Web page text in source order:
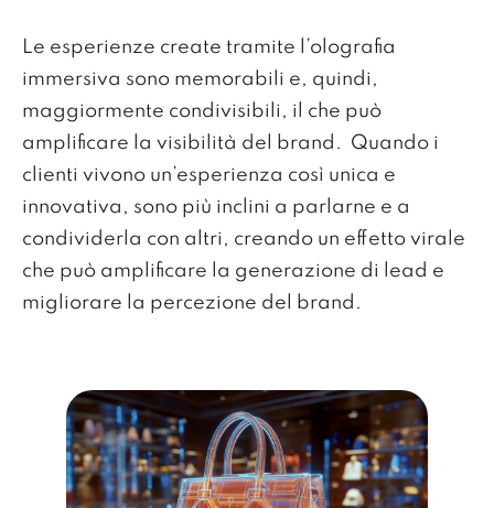
Le esperienze create tramite l’olografia
immersiva sono memorabili e, quindi,
maggiormente condivisibili, il che può
amplificare la visibilità del brand. Quando i
clienti vivono un’esperienza così unica e
innovativa, sono più inclini a parlarne e a
condividerla con altri, creando un effetto virale
che può amplificare la generazione di lead e
migliorare la percezione del brand.